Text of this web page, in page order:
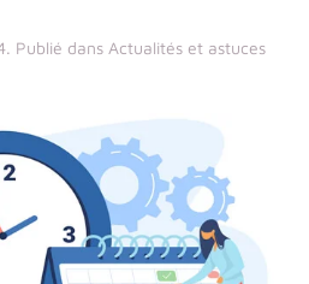
. Publié dans Actualités et astuces